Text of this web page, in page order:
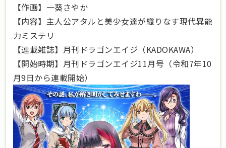
【作画】一葵さやか
【内容】主人公アタルと美少女達が織りなす現代異能
力ミステリ
【連載雑誌】月刊ドラゴンエイジ（KADOKAWA）
【開始時期】月刊ドラゴンエイジ11月号（令和7年10
月9日から連載開始）